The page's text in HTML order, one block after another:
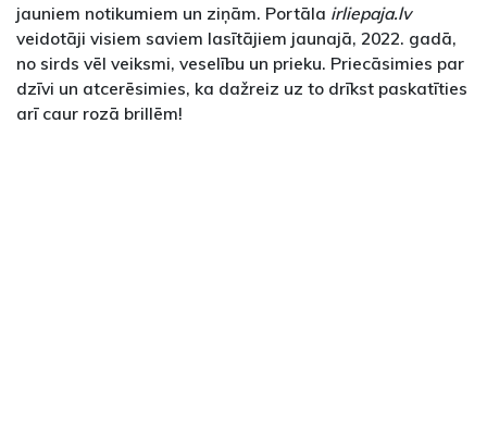
jauniem notikumiem un ziņām. Portāla irliepaja.lv
veidotāji visiem saviem lasītājiem jaunajā, 2022. gadā,
no sirds vēl veiksmi, veselību un prieku. Priecāsimies par
dzīvi un atcerēsimies, ka dažreiz uz to drīkst paskatīties
arī caur rozā brillēm!